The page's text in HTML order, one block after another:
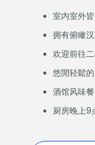
室内室外
拥有俯瞰
欢迎前往
悠閒轻鬆
酒馆风味
厨房晚上9